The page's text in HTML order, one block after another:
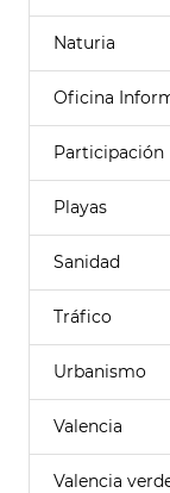
Naturia
Oficina
Participación
Playas
Sanidad
Tráfico
Urbanismo
Valencia
Valencia